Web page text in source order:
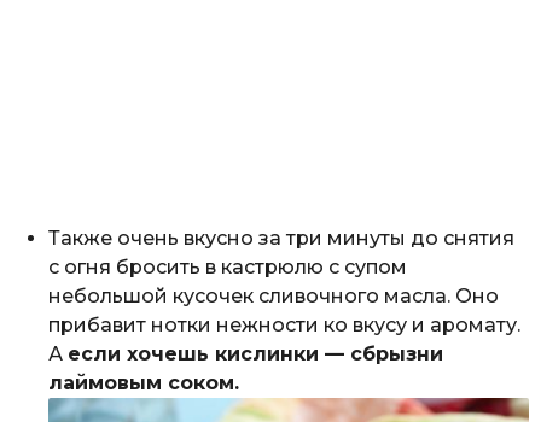
Также очень вкусно за три минуты до снятия
с огня бросить в кастрюлю с супом
небольшой кусочек сливочного масла. Оно
прибавит нотки нежности ко вкусу и аромату.
А если хочешь кислинки — сбрызни
лаймовым соком.